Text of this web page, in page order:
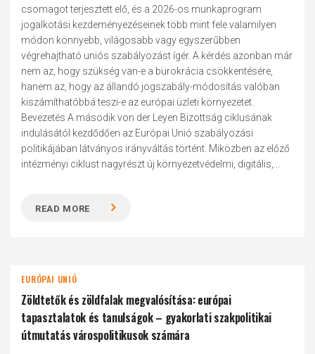
csomagot terjesztett elő, és a 2026-os munkaprogram
jogalkotási kezdeményezéseinek több mint fele valamilyen
módon könnyebb, világosabb vagy egyszerűbben
végrehajtható uniós szabályozást ígér. A kérdés azonban már
nem az, hogy szükség van-e a bürokrácia csökkentésére,
hanem az, hogy az állandó jogszabály-módosítás valóban
kiszámíthatóbbá teszi-e az európai üzleti környezetet.
Bevezetés A második von der Leyen Bizottság ciklusának
indulásától kezdődően az Európai Unió szabályozási
politikájában látványos irányváltás történt. Miközben az előző
intézményi ciklust nagyrészt új környezetvédelmi, digitális,...
READ MORE
EURÓPAI UNIÓ
Zöldtetők és zöldfalak megvalósítása: európai
tapasztalatok és tanulságok – gyakorlati szakpolitikai
útmutatás várospolitikusok számára